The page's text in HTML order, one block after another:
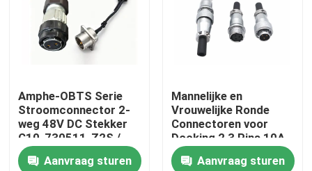
fabriekstour
Neem contact met ons op
Nieuws
Amphe-OBTS Serie
Stroomconnector 2-
weg 48V DC Stekker
C10-730511-Z2S /
Z2P Voor Zendmast
Aanvraag sturen
Mannelijke en
Vrouwelijke Ronde
Connectoren voor
Docking 2 3 Pins 10A
500V
Aanvraag sturen